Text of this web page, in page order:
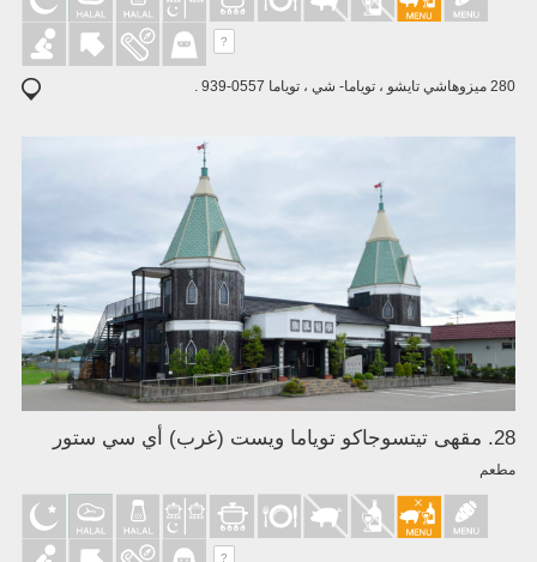
?
280 ميزوهاشي تايشو ، توياما- شي ، توياما 0557-939 .
28. مقهى تيتسوجاكو توياما ويست (غرب) أي سي ستور
مطعم
?